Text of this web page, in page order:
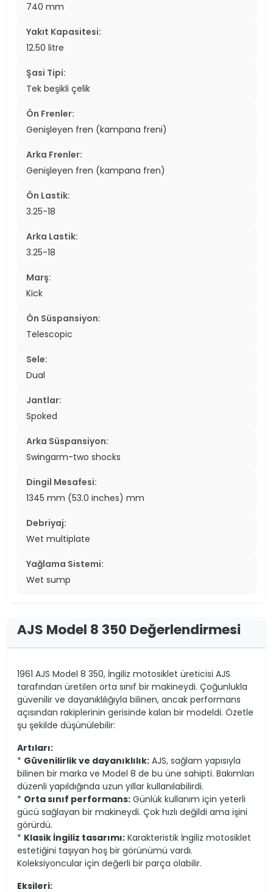
740 mm
Yakıt Kapasitesi:
12.50 litre
Şasi Tipi:
Tek beşikli çelik
Ön Frenler:
Genişleyen fren (kampana freni)
Arka Frenler:
Genişleyen fren (kampana fren)
Ön Lastik:
3.25-18
Arka Lastik:
3.25-18
Marş:
Kick
Ön Süspansiyon:
Telescopic
Sele:
Dual
Jantlar:
Spoked
Arka Süspansiyon:
Swingarm-two shocks
Dingil Mesafesi:
1345 mm (53.0 inches) mm
Debriyaj:
Wet multiplate
Yağlama Sistemi:
Wet sump
AJS Model 8 350 Değerlendirmesi
1961 AJS Model 8 350, İngiliz motosiklet üreticisi AJS
tarafından üretilen orta sınıf bir makineydi. Çoğunlukla
güvenilir ve dayanıklılığıyla bilinen, ancak performans
açısından rakiplerinin gerisinde kalan bir modeldi. Özetle
şu şekilde düşünülebilir:
Artıları:
* Güvenilirlik ve dayanıklılık: AJS, sağlam yapısıyla
bilinen bir marka ve Model 8 de bu üne sahipti. Bakımları
düzenli yapıldığında uzun yıllar kullanılabilirdi.
* Orta sınıf performans: Günlük kullanım için yeterli
gücü sağlayan bir makineydi. Çok hızlı değildi ama işini
görürdü.
* Klasik İngiliz tasarımı: Karakteristik İngiliz motosiklet
estetiğini taşıyan hoş bir görünümü vardı.
Koleksiyoncular için değerli bir parça olabilir.
Eksileri: